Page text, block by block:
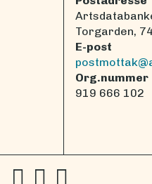
Torgarden,
E-post
Org.nummer
919 666 102